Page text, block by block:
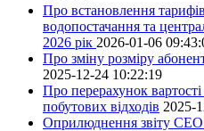
Про встановлення
водопостачання та
2026 рік 2026-01-06
Про зміну розміру
2025-12-24 10:22:19
Про перерахунок
побутових відходів 2025-
Оприлюднення звіту СЕО: